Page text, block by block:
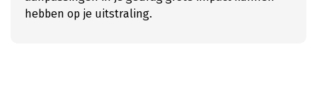
hebben op je uitstraling.